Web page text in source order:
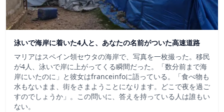
泳いで海岸に着いた4人と、あなたの名前がついた高速道路
マリアはスペイン領セウタの海岸で、写真を一枚撮った。移民
が4人、泳いで岸に上がってくる瞬間だった。「数分前まで海
岸にいたのに」と彼女はfranceinfoに語っている。「食べ物も
水もないまま、街をさまようことになります。どこで夜を過ご
すのでしょうか」。この問いに、答えを持っている人は誰もい
ない。